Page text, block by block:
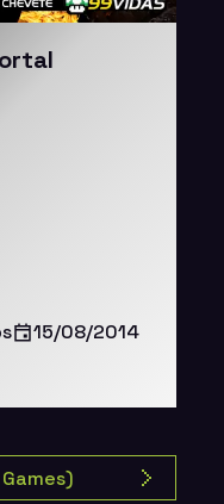
15/08/2014